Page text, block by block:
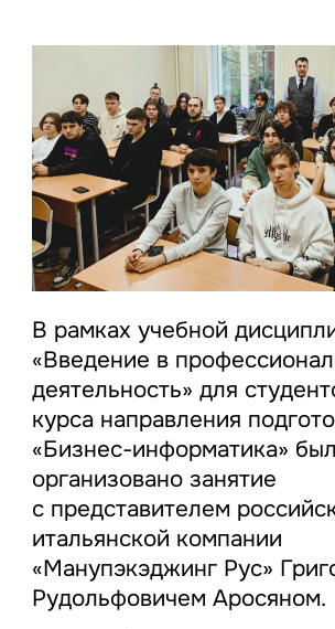
В рамках учебной
«Введение в
деятельность» для
курса направления
«Бизнес-информатика»
организовано занятие
с представителем
итальянской компании
«Манупэкэджинг Рус»
Рудольфовичем Аросяном.